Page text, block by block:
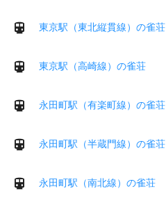
東京駅（東北縦貫線）の雀荘
東京駅（高崎線）の雀荘
永田町駅（有楽町線）の雀荘
永田町駅（半蔵門線）の雀荘
永田町駅（南北線）の雀荘